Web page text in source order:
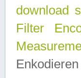
download
Filter